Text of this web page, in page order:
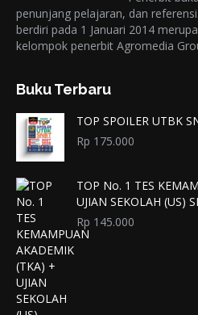
penunjang pelajaran, dan
berdiri pada 1 Januari 2014
kelompok penerbit Agromedia
Buku Terbaru
TOP SPOILER UTBK
Rp 175.000
TOP No. 1 TES
UJIAN SEKOLAH (US)
Rp 145.000